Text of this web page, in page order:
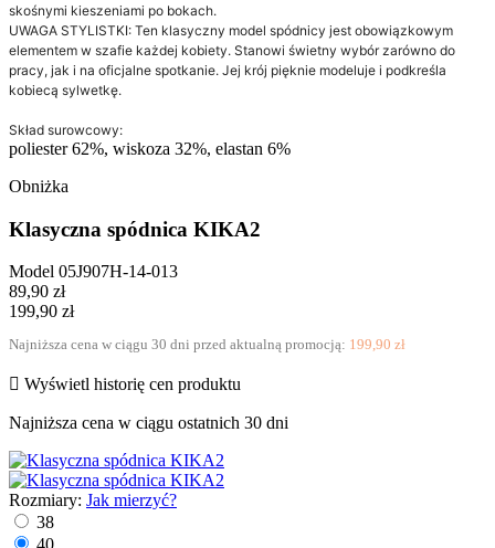
skośnymi kieszeniami po bokach.
UWAGA STYLISTKI: Ten klasyczny model spódnicy jest obowiązkowym
elementem w szafie każdej kobiety. Stanowi świetny wybór zarówno do
pracy, jak i na oficjalne spotkanie. Jej krój pięknie modeluje i podkreśla
kobiecą sylwetkę.
Skład surowcowy:
poliester 62%, wiskoza 32%, elastan 6%
Obniżka
Klasyczna spódnica KIKA2
Model 05J907H-14-013
89,90 zł
199,90 zł
Najniższa cena w ciągu 30 dni przed aktualną promocją: 199,90 zł
 Wyświetl historię cen produktu
Najniższa cena w ciągu ostatnich 30 dni
Rozmiary: Jak mierzyć?
38